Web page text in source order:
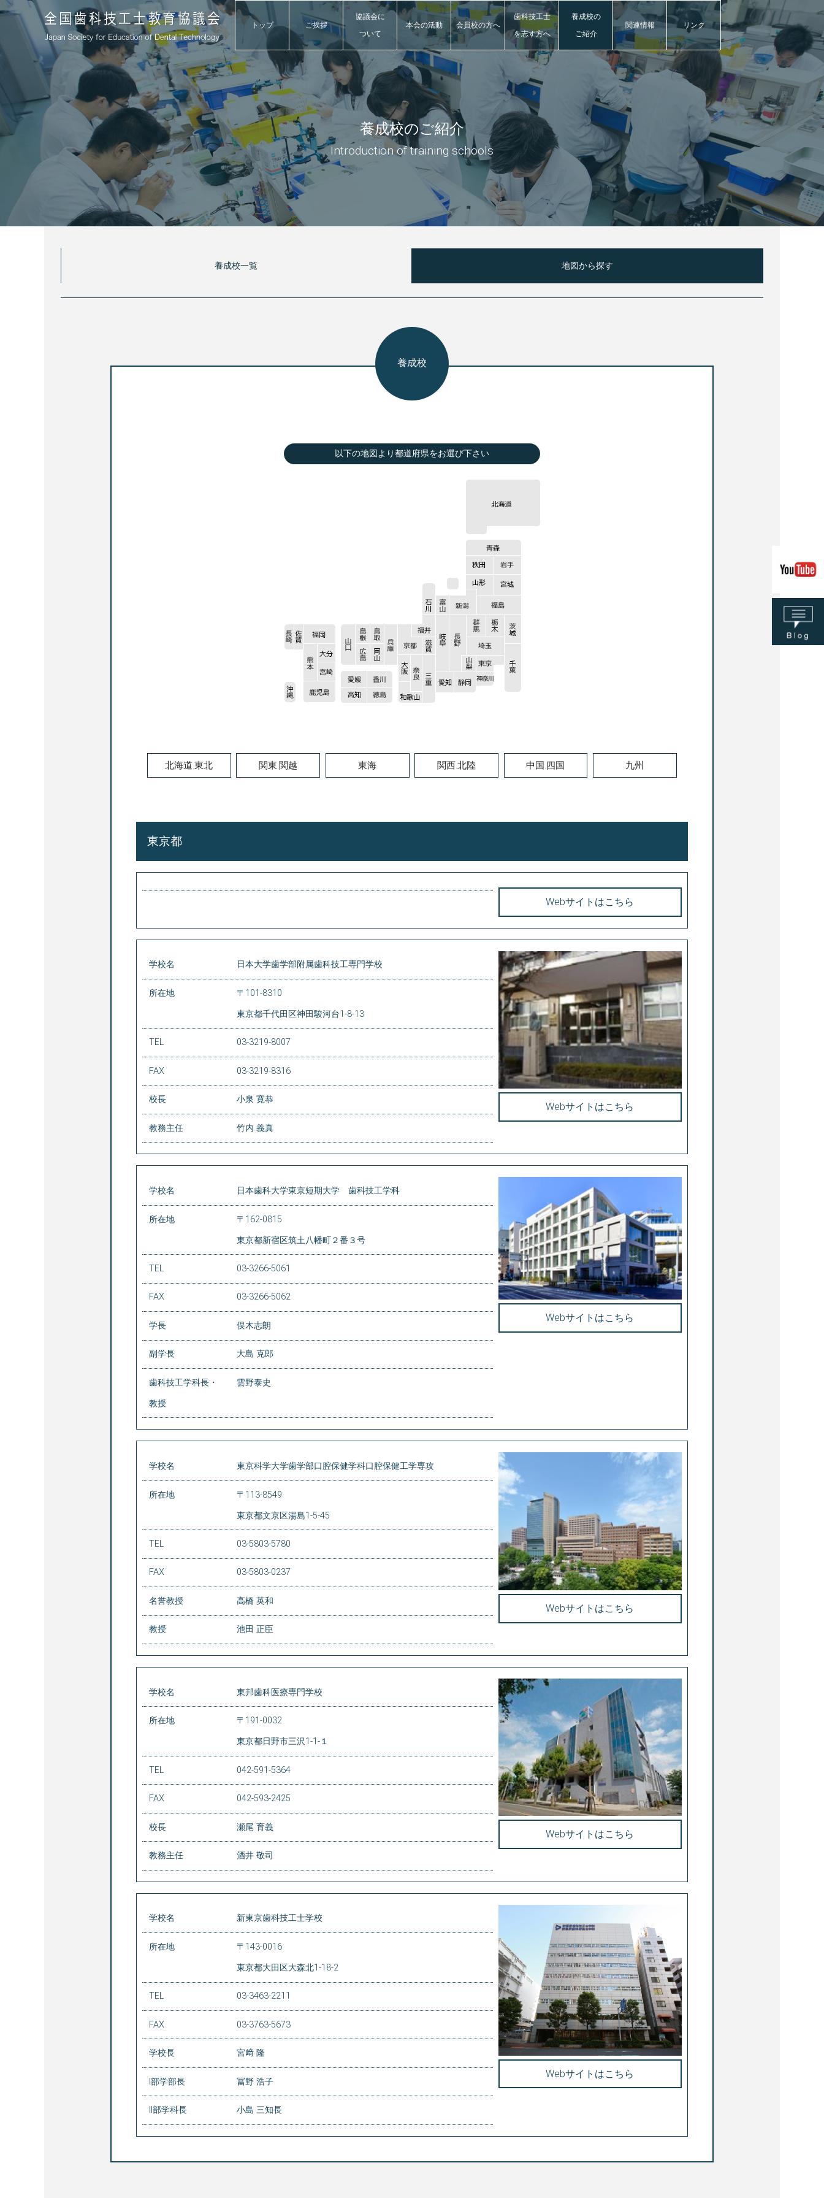
トップ ご挨拶
協議会に
ついて
本会の活動 会員校の方へ
歯科技工士
を志す方へ
養成校の
ご紹介
関連情報 リンク
養成校のご紹介
Introduction of training schools
養成校一覧 地図から探す
養成校
以下の地図より都道府県をお選び下さい
北海道.東北 関東.関越 東海 関西.北陸 中国.四国 九州
東京都
Webサイトはこちら
Webサイトはこちら
学校名 日本大学歯学部附属歯科技工専門学校
所在地
〒101-8310
東京都千代田区神田駿河台1-8-13
TEL 03-3219-8007
FAX 03-3219-8316
校長 小泉 寛恭
教務主任 竹内 義真
Webサイトはこちら
学校名 日本歯科大学東京短期大学 歯科技工学科
所在地
〒162-0815
東京都新宿区筑土八幡町２番３号
TEL 03-3266-5061
FAX 03-3266-5062
学長 俣木志朗
副学長 大島 克郎
歯科技工学科長・
教授
雲野泰史
Webサイトはこちら
学校名 東京科学大学歯学部口腔保健学科口腔保健工学専攻
所在地
〒113-8549
東京都文京区湯島1-5-45
TEL 03-5803-5780
FAX 03-5803-0237
名誉教授 高橋 英和
教授 池田 正臣
Webサイトはこちら
学校名 東邦歯科医療専門学校
所在地
〒191-0032
東京都日野市三沢1-1-１
TEL 042-591-5364
FAX 042-593-2425
校長 瀬尾 育義
教務主任 酒井 敬司
Webサイトはこちら
学校名 新東京歯科技工士学校
所在地
〒143-0016
東京都大田区大森北1-18-2
TEL 03-3463-2211
FAX 03-3763-5673
学校長 宮﨑 隆
Ⅰ部学部長 冨野 浩子
Ⅱ部学科長 小島 三知長